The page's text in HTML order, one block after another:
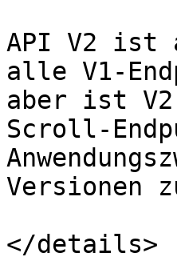
API V2 ist
alle V1-
aber ist V2
Scroll-
Versionen
</details>